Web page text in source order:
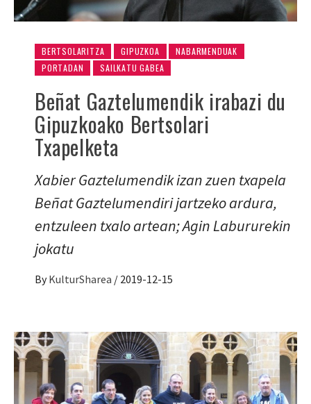
BERTSOLARITZA GIPUZKOA
NABARMENDUAK
PORTADAN
SAILKATU GABEA
Beñat Gaztelumendik irabazi du
Gipuzkoako Bertsolari
Txapelketa
Xabier Gaztelumendik izan zuen txapela
Beñat Gaztelumendiri jartzeko ardura,
entzuleen txalo artean; Agin Labururekin
jokatu
By KulturSharea / 2019-12-15